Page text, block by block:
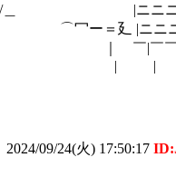
ニニニニ
ニニニニ
￣
',
2024/09/24(火) 17:50:17